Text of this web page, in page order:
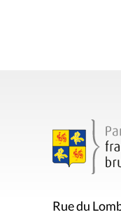
Rue du